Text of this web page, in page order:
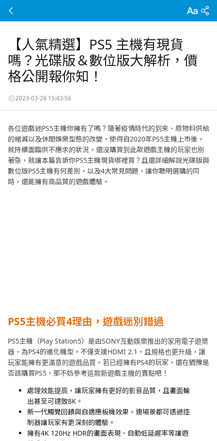
【人氣精選】PS5 主機有現貨
嗎？光碟版＆數位版大解析，價
格公開報你知！
2023-03-28 15:43:56
各位遊戲迷PS5主機你擁有了嗎？隨著疫情時代的到來、原物料供給
的縮減以及休閒娛樂型態的改變，使得自2020年PS5主機上市後，
就持續面臨供不應求的狀況。還沒購買到此款遊戲主機的玩家也別
著急，就讓本篇告訴你PS5主機現貨哪裡買？且還詳細解說光碟版與
數位版PS5主機有何差別，以及4大常見問題，讓你聰明選購的同
時，還能擁有高品質的遊戲體驗。
PS5主機必買4理由，遊戲迷別錯過
PS5主機（Play Station5）是由SONY互動娛樂推出的家用電子遊樂
器，為PS4的進化機型。不僅支援HDMI 2.1，且規格也更升級，讓
玩家能擁有更滿意的遊戲品質。若已經擁有PS4的玩家，還在猶豫是
否該購買PS5，那不妨參考這款新遊戲主機的賣點吧！
處理效能提高，讓玩家擁有更好的影音品質，且畫面輸
出甚至可達致8K。
新一代觸覺回饋與自適應板機效果，連場景都可透過控
制器讓玩家有更深刻的體驗。
擁有4K 120Hz HDR的畫面表現、自動低延遲率等讓遊